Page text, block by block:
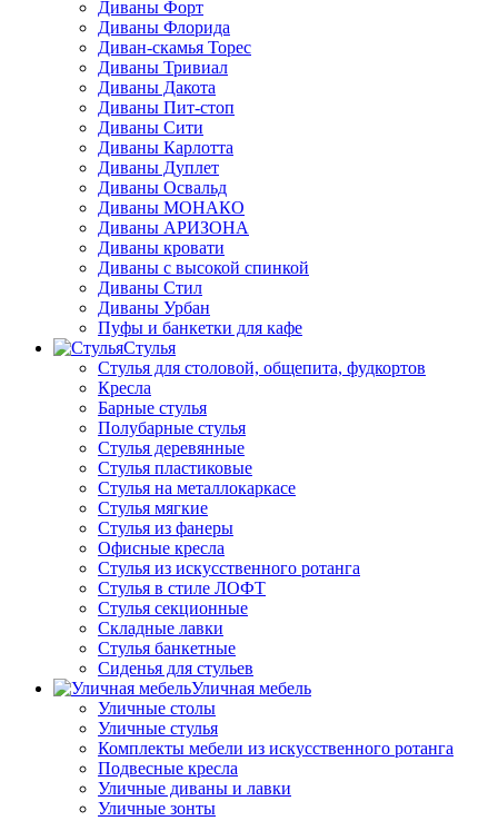
Диваны Форт
Диваны Флорида
Диван-скамья Торес
Диваны Тривиал
Диваны Дакота
Диваны Пит-стоп
Диваны Сити
Диваны Карлотта
Диваны Дуплет
Диваны Освальд
Диваны МОНАКО
Диваны АРИЗОНА
Диваны кровати
Диваны с высокой спинкой
Диваны Стил
Диваны Урбан
Пуфы и банкетки для кафе
Стулья
Стулья для столовой, общепита, фудкортов
Кресла
Барные стулья
Полубарные стулья
Стулья деревянные
Стулья пластиковые
Стулья на металлокаркасе
Стулья мягкие
Стулья из фанеры
Офисные кресла
Стулья из искусственного ротанга
Стулья в стиле ЛОФТ
Стулья секционные
Складные лавки
Стулья банкетные
Сиденья для стульев
Уличная мебель
Уличные столы
Уличные стулья
Комплекты мебели из искусственного ротанга
Подвесные кресла
Уличные диваны и лавки
Уличные зонты